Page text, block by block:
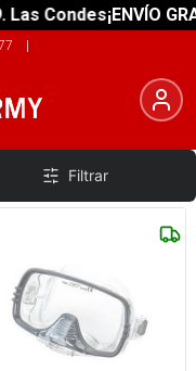
Condes¡ENVÍO
|
Filtrar